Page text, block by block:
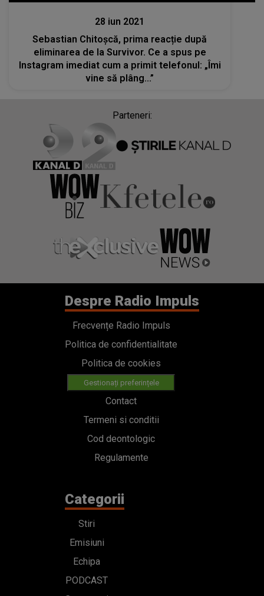
28 iun 2021
Sebastian Chitoşcă, prima reacție după
eliminarea de la Survivor. Ce a spus pe
Instagram imediat cum a primit telefonul: „Îmi
vine să plâng...”
Parteneri:
Despre Radio Impuls
Frecvențe Radio Impuls
Politica de confidentialitate
Politica de cookies
Gestionați preferințele
Contact
Termeni si conditii
Cod deontologic
Regulamente
Categorii
Stiri
Emisiuni
Echipa
PODCAST